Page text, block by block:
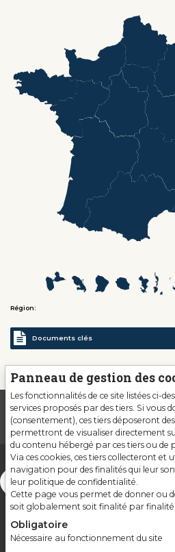
Région:
Documents clés
Panneau de gestion des
Les fonctionnalités de ce site listées ci-
services proposés par des tiers. Si vous
(consentement), ces tiers déposeront
permettront de visualiser directement
du contenu hébergé par ces tiers ou de
Via ces cookies, ces tiers collecteront et
navigation pour des finalités qui leur
leur politique de confidentialité.
Cette page vous permet de donner ou
soit globalement soit finalité par finalité.
Obligatoire
Nécessaire au fonctionnement du site